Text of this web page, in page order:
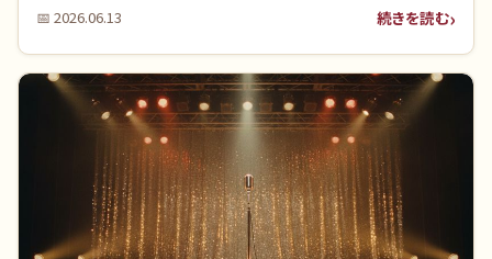
📅 2026.06.13 続きを読む